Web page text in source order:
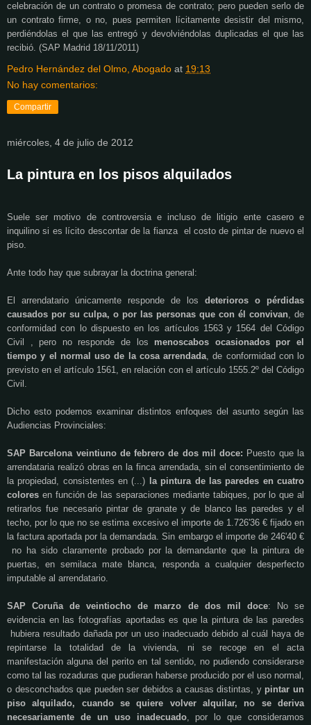
celebración de un contrato o promesa de contrato; pero pueden serlo de
un contrato firme, o no, pues permiten lícitamente desistir del mismo,
perdiéndolas el que las entregó y devolviéndolas duplicadas el que las
recibió. (SAP Madrid 18/11/2011)
Pedro Hernández del Olmo, Abogado at 19:13
No hay comentarios:
Compartir
miércoles, 4 de julio de 2012
La pintura en los pisos alquilados
Suele ser motivo de controversia e incluso de litigio ente casero e
inquilino si es lícito descontar de la fianza el costo de pintar de nuevo el
piso.
Ante todo hay que subrayar la doctrina general:
El arrendatario únicamente responde de los deterioros o pérdidas
causados por su culpa, o por las personas que con él convivan, de
conformidad con lo dispuesto en los artículos 1563 y 1564 del Código
Civil , pero no responde de los menoscabos ocasionados por el
tiempo y el normal uso de la cosa arrendada, de conformidad con lo
previsto en el artículo 1561, en relación con el artículo 1555.2º del Código
Civil.
Dicho esto podemos examinar distintos enfoques del asunto según las
Audiencias Provinciales:
SAP Barcelona veintiuno de febrero de dos mil doce: Puesto que la
arrendataria realizó obras en la finca arrendada, sin el consentimiento de
la propiedad, consistentes en (...)
la pintura de las paredes en cuatro
colores en función de las separaciones mediante tabiques, por lo que al
retirarlos fue necesario pintar de granate y de blanco las paredes y el
techo, por lo que no se estima excesivo el importe de 1.726'36 € fijado en
la factura aportada por la demandada. Sin embargo el importe de 246'40 €
no ha sido claramente probado por la demandante que la pintura de
puertas, en semilaca mate blanca, responda a cualquier desperfecto
imputable al arrendatario.
SAP Coruña de veintiocho de marzo de dos mil doce: No se
evidencia en las fotografías aportadas es que la pintura de las paredes
hubiera resultado dañada por un uso inadecuado debido al cuál haya de
repintarse la totalidad de la vivienda, ni se recoge en el acta
manifestación alguna del perito en tal sentido, no pudiendo considerarse
como tal las rozaduras que pudieran haberse producido por el uso normal,
o desconchados que pueden ser debidos a causas distintas, y pintar un
piso alquilado, cuando se quiere volver alquilar, no se deriva
necesariamente de un uso inadecuado, por lo que consideramos